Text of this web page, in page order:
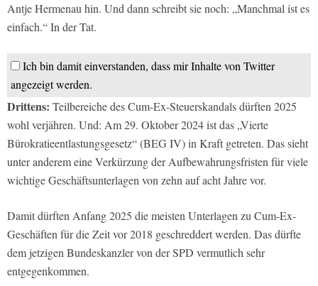
Antje Hermenau hin. Und dann schreibt sie noch: „Manchmal ist es
einfach.“ In der Tat.
Ich bin damit einverstanden, dass mir Inhalte von Twitter
angezeigt werden.
Drittens: Teilbereiche des Cum-Ex-Steuerskandals dürften 2025
wohl verjähren. Und: Am 29. Oktober 2024 ist das „Vierte
Bürokratieentlastungsgesetz“ (BEG IV) in Kraft getreten. Das sieht
unter anderem eine Verkürzung der Aufbewahrungsfristen für viele
wichtige Geschäftsunterlagen von zehn auf acht Jahre vor.
Damit dürften Anfang 2025 die meisten Unterlagen zu Cum-Ex-
Geschäften für die Zeit vor 2018 geschreddert werden. Das dürfte
dem jetzigen Bundeskanzler von der SPD vermutlich sehr
entgegenkommen.